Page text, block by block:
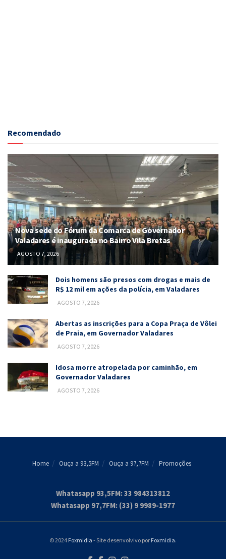
Recomendado
Nova sede do Fórum da Comarca de Governador
Valadares é inaugurada no Bairro Vila Bretas
AGOSTO 7, 2026
Dois homens são presos com drogas e mais de
R$ 12 mil em ações da polícia, em Valadares
AGOSTO 7, 2026
Abertas as inscrições para a Copa Praça de Vôlei
de Praia, em Governador Valadares
AGOSTO 7, 2026
Idosa morre atropelada por caminhão, em
Governador Valadares
AGOSTO 7, 2026
Home Ouça a 93,5FM Ouça a 97,7FM Promoções
Whatasapp 93,5FM: 33 984313812
Whatasapp 97,7FM: (33) 9 9989-1977
© 2024 Foxmidia - Site desenvolvivo por Foxmidia.